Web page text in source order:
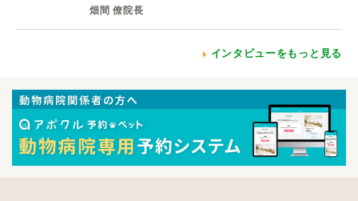
畑間 僚院長
インタビューをもっと見る